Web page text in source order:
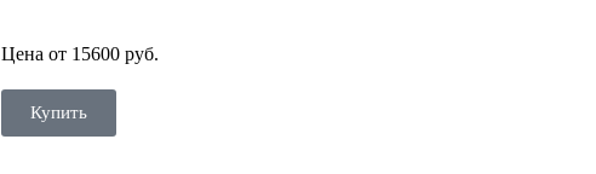
Цена от 15600 руб.
Купить